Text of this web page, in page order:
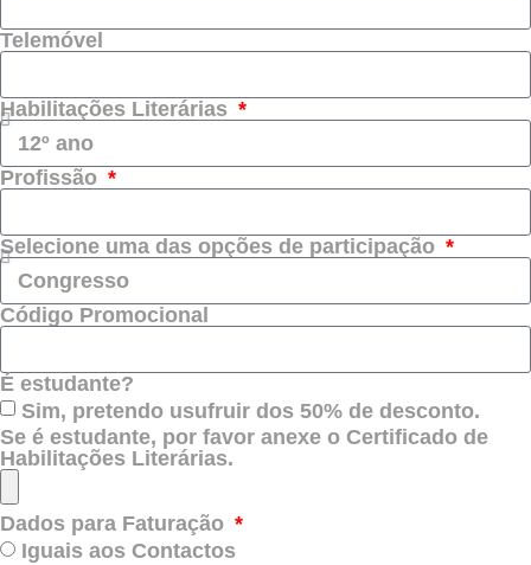
Telemóvel
Habilitações Literárias
Profissão
Selecione uma das opções de participação
Código Promocional
É estudante?
Sim, pretendo usufruir dos 50% de desconto.
Se é estudante, por favor anexe o Certificado de
Habilitações Literárias.
Dados para Faturação
Iguais aos Contactos